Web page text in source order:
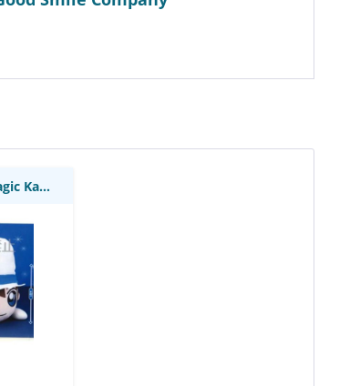
Detektiv Conan - Magic Kaito Plüschi: Sega